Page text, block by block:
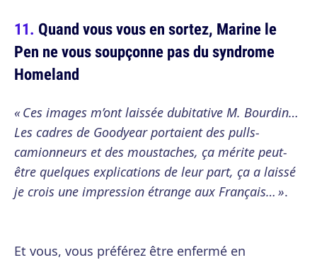
Quand vous vous en sortez, Marine le
Pen ne vous soupçonne pas du syndrome
Homeland
« Ces images m’ont laissée dubitative M. Bourdin…
Les cadres de Goodyear portaient des pulls-
camionneurs et des moustaches, ça mérite peut-
être quelques explications de leur part, ça a laissé
je crois une impression étrange aux Français… ».
Et vous, vous préférez être enfermé en